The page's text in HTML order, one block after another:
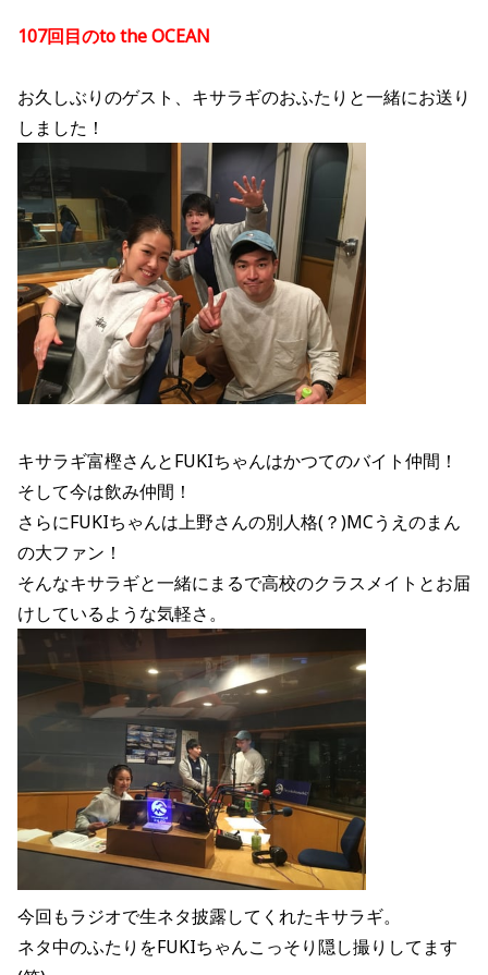
107回目のto the OCEAN
お久しぶりのゲスト、キサラギのおふたりと一緒にお送り
しました！
キサラギ富樫さんとFUKIちゃんはかつてのバイト仲間！
そして今は飲み仲間！
さらにFUKIちゃんは上野さんの別人格(？)MCうえのまん
の大ファン！
そんなキサラギと一緒にまるで高校のクラスメイトとお届
けしているような気軽さ。
今回もラジオで生ネタ披露してくれたキサラギ。
ネタ中のふたりをFUKIちゃんこっそり隠し撮りしてます